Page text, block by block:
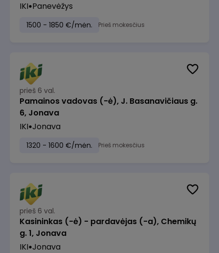
IKI Panevėžys
1500 - 1850 €/mėn. Prieš mokesčius
prieš 6 val.
Pamainos vadovas (-ė), J. Basanavičiaus g.
6, Jonava
IKI Jonava
1320 - 1600 €/mėn. Prieš mokesčius
prieš 6 val.
Kasininkas (-ė) - pardavėjas (-a), Chemikų
g. 1, Jonava
IKI Jonava